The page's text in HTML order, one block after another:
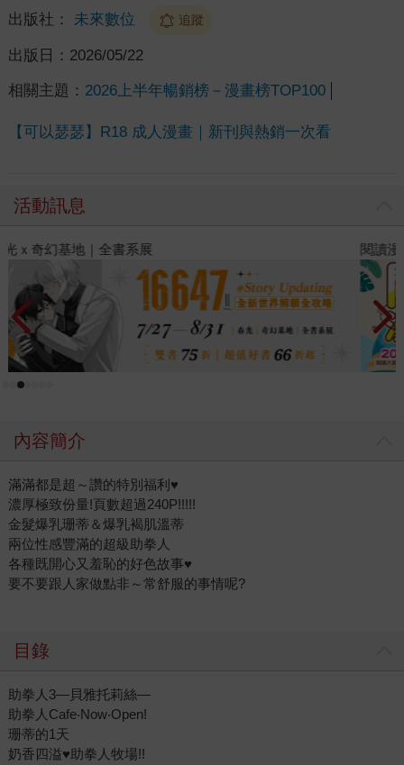
出版社： 未來數位 追蹤
出版日： 2026/05/22
相關主題： 2026上半年暢銷榜－漫畫榜TOP100
【可以瑟瑟】R18 成人漫畫｜新刊與熱銷一次看
活動訊息
閱讀漫遊錄-2026上半年暢銷榜
內容簡介
滿滿都是超～讚的特別福利♥
濃厚極致份量!頁數超過240P!!!!!
金髮爆乳珊蒂＆爆乳褐肌溫蒂
兩位性感豐滿的超級助拳人
各種既開心又羞恥的好色故事♥
要不要跟人家做點非～常舒服的事情呢?
目錄
助拳人3—貝雅托莉絲—
助拳人Cafe‧Now‧Open!
珊蒂的1天
奶香四溢♥助拳人牧場!!